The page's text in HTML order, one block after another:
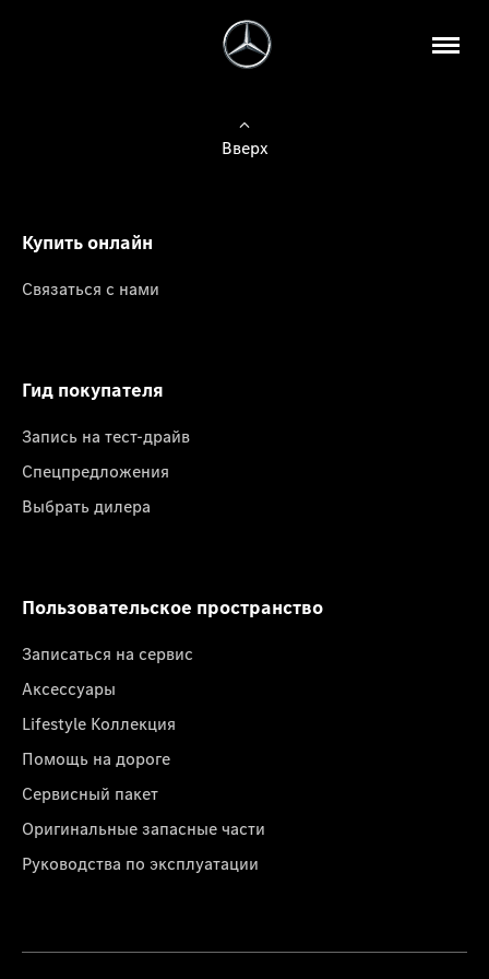
Вверх
Купить онлайн
Связаться с нами
Гид покупателя
Запись на тест-драйв
Спецпредложения
Выбрать дилера
Пользовательское пространство
Записаться на сервис
Аксессуары
Lifestyle Коллекция
Помощь на дороге
Сервисный пакет
Оригинальные запасные части
Руководства по эксплуатации